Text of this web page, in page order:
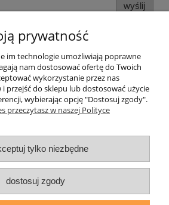
wyślij
Pomoc
Moje konto
Informacje
O nas
prywatność
im technologie umożliwiają poprawne
nam dostosować ofertę do Twoich
wykorzystanie przez nas
przejść do sklepu lub dostosować użycie
wybierając opcję "Dostosuj zgody".
przeczytasz w naszej Polityce
tylko niezbędne
dostosuj zgody